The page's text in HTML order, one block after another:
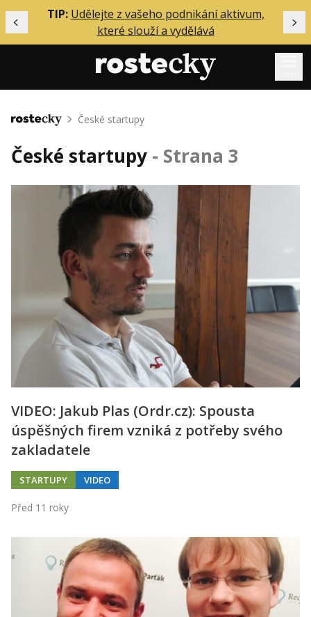
Předchozí
TIP: Udělejte z vašeho podnikání aktivum,
které slouží a vydělává
Mentoring
Podcasty
Solo
Inzerce
Přihlášení
Kontakt
Obchodní podmínky
Hledaná fráze Hledat
Domů České startupy
České startupy - Strana 3
VIDEO: Jakub Plas (Ordr.cz): Spousta
úspěšných firem vzniká z potřeby svého
zakladatele
STARTUPY VIDEO
Před 11 roky